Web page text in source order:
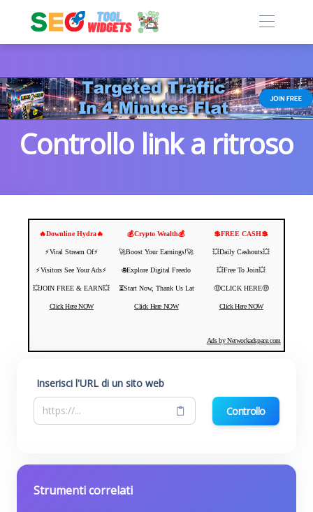
Controllo link a ritroso
🔥Downline Hydra🔥
⚡️Viral Stream Of⚡️
⚡️Visitors See Your Ads⚡
💥JOIN FREE & EARN💥
Click Here NOW
💰Crypto Wealth💰
🚀Boost Your Earnings!🚀
🌐Explore Digital Freedo
⏳Start Now, Thank Us Lat
Click Here NOW
💲FREE CASH💲
💥Daily Cashouts💥
💥Free To Join💥
🤑CLICK HERE🤑
Click Here NOW
Ads by Networkadspace.com
Inserisci l'URL di un sito web
Controllo
Strumenti correlati